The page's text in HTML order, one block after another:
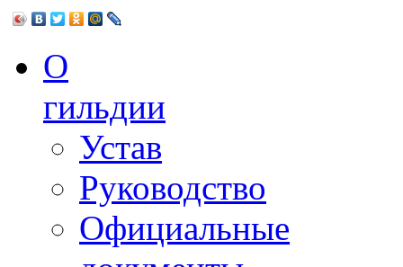
О
гильдии
Устав
Руководство
Официальные